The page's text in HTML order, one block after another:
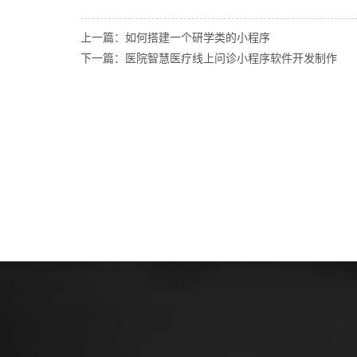
上一篇：如何搭建一个研学类的小程序
下一篇：医院智慧医疗线上问诊小程序软件开发制作